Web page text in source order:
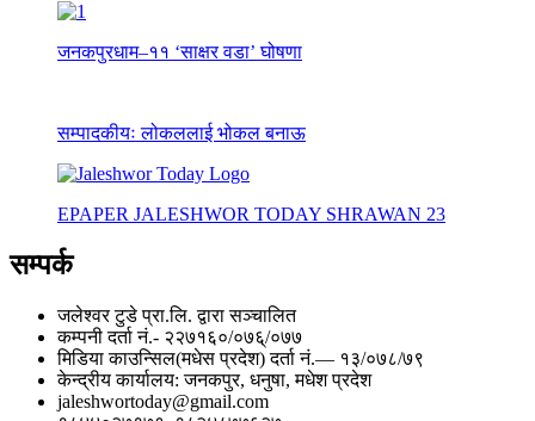
जनकपुरधाम–११ ‘साक्षर वडा’ घोषणा
सम्पादकीयः लोकललाई भोकल बनाऊ
EPAPER JALESHWOR TODAY SHRAWAN 23
सम्पर्क
जलेश्वर टुडे प्रा.लि. द्वारा सञ्चालित
कम्पनी दर्ता नं.- २२७१६०/०७६्/०७७
मिडिया काउन्सिल(मधेस प्रदेश) दर्ता नं.— १३/०७८/७९
केन्द्रीय कार्यालय: जनकपुर, धनुषा, मधेश प्रदेश
jaleshwortoday@gmail.com